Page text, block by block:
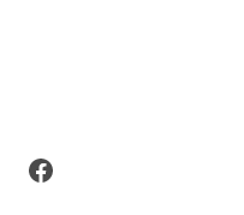
Facebook